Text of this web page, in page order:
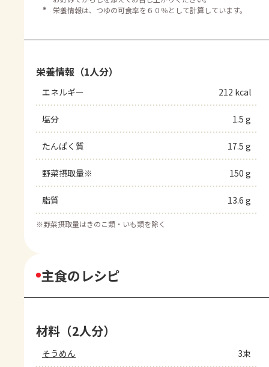
＊
栄養情報は、つゆの可食率を６０％として計算しています。
栄養情報（1人分）
エネルギー 212 kcal
塩分 1.5 g
たんぱく質 17.5 g
野菜摂取量※ 150 g
脂質 13.6 g
※野菜摂取量はきのこ類・いも類を除く
主食のレシピ
材料（2人分）
そうめん 3束